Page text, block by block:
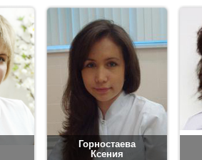
Горностаева
Ксения